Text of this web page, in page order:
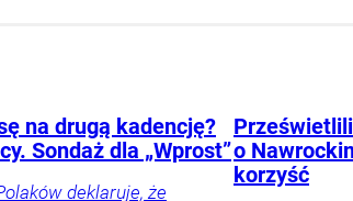
na drugą kadencję?
Sondaż dla „Wprost”
deklaruje, że
o
korzyść